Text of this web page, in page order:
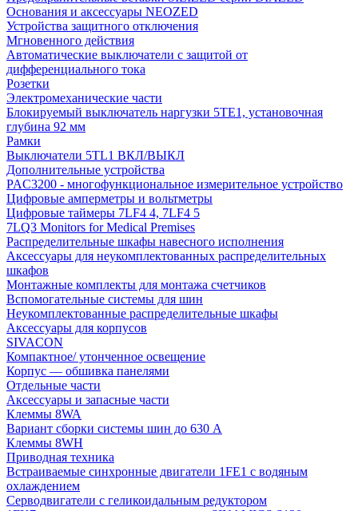
Основания и аксессуары NEOZED
Устройства защитного отключения
Мгновенного действия
Автоматические выключатели с защитой от
дифференциального тока
Розетки
Электромеханические части
Блокируемый выключатель наргузки 5TE1, установочная
глубина 92 мм
Рамки
Выключатели 5TL1 ВКЛ/ВЫКЛ
Дополнительные устройства
PAC3200 - многофункциональное измерительное устройство
Цифровые амперметры и вольтметры
Цифровые таймеры 7LF4 4, 7LF4 5
7LQ3 Monitors for Medical Premises
Распределительные шкафы навесного исполнения
Аксессуары для неукомплектованных распределительных
шкафов
Монтажные комплекты для монтажа счетчиков
Вспомогательные системы для шин
Неукомплектованные распределительные шкафы
Аксессуары для корпусов
SIVACON
Компактное/ утонченное освещение
Корпус — обшивка панелями
Отдельные части
Аксессуары и запасные части
Клеммы 8WA
Вариант сборки системы шин до 630 A
Клеммы 8WH
Приводная техника
Встраиваемые синхронные двигатели 1FE1 с водяным
охлаждением
Серводвигатели с геликоидальным редуктором